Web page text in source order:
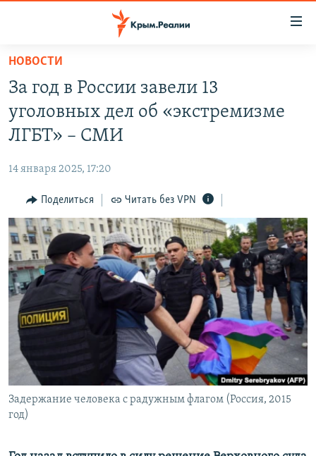
Вернуться
основному
содержанию
Вернутся
главной
навигации
Вернутся
поиску
СПЕЦПРОЕКТЫ
ГРУЗ 200
11 ЛЕТ ОККУПАЦИИ КРЫМА. 11 ИСТОРИЙ СОПРОТИВЛЕНИЯ
ВОДА
ЕЩЕ
ИНТЕРАКТИВ
ИНФОГРАФИКА
ТЕЛЕПРОЕКТ КРЫМ.РЕАЛИИ
СОВЕТЫ ПРАВОЗАЩИТНИКОВ
ПРОПАВШИЕ БЕЗ ВЕСТИ
ПОБЕДИТЕЛЕЙ НЕ СУДЯТ?
ELIFBE
УКРАИНСКАЯ ПРОБЛЕМА КРЫМА
РАДІО СВОБОДА
КАК ОБОЙТИ БЛОКИРОВКУ
Українською
Qırımtatar
ПРИСОЕДИНЯЙТЕСЬ!
Все сайты RFE/RL
НОВОСТИ
За год в России завели 13
уголовных дел об «экстремизме
ЛГБТ» – СМИ
14 января 2025, 17:20
Поделиться Читать без VPN
Задержание человека с радужным флагом (Россия, 2015
год)